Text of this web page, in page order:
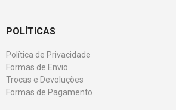
POLÍTICAS
Política de Privacidade
Formas de Envio
Trocas e Devoluções
Formas de Pagamento